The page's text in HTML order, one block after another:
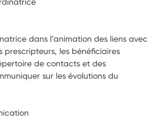
dans l’animation des liens avec
prescripteurs, les bénéficiaires
de contacts et des
sur les évolutions du